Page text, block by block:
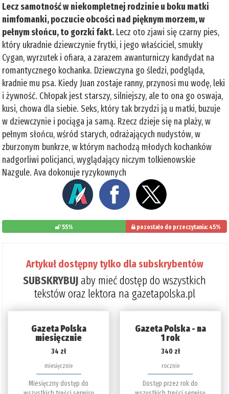
Lecz samotność w niekompletnej rodzinie u boku matki
nimfomanki, poczucie obcości nad pięknym morzem, w
pełnym słońcu, to gorzki fakt. Lecz oto zjawi się czarny pies,
który ukradnie dziewczynie frytki, i jego właściciel, smukły
Cygan, wyrzutek i ofiara, a zarazem awanturniczy kandydat na
romantycznego kochanka. Dziewczyna go śledzi, podgląda,
kradnie mu psa. Kiedy Juan zostaje ranny, przynosi mu wodę, leki
i żywność. Chłopak jest starszy, silniejszy, ale to ona go oswaja,
kusi, chowa dla siebie. Seks, który tak brzydzi ją u matki, buzuje
w dziewczynie i pociąga ja samą. Rzecz dzieje się na plaży, w
pełnym słońcu, wśród starych, odrażających nudystów, w
zburzonym bunkrze, w którym nachodzą młodych kochanków
nadgorliwi policjanci, wyglądający niczym tolkienowskie
Nazgule. Ava dokonuje ryzykownych
55% pozostało do przeczytania: 45%
Artykuł dostępny tylko dla subskrybentów
SUBSKRYBUJaby mieć dostęp do wszystkich
tekstów oraz lektora na gazetapolska.pl
Gazeta Polska
miesięcznie
34 zł
miesięcznie
Miesięczny dostęp do
Gazeta Polska - na
1 rok
340 zł
rocznie
Dostęp przez rok do